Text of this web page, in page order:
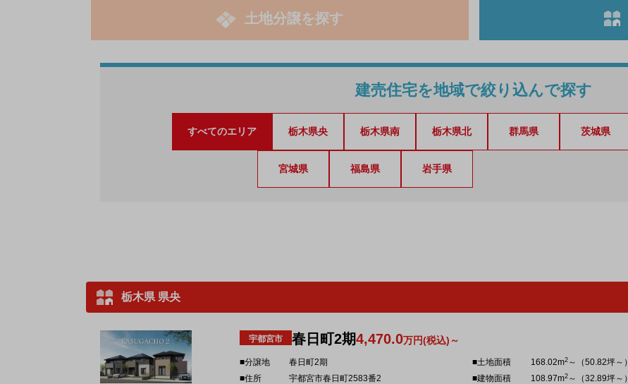
土地分譲を探す
建売住宅を地域で絞り込んで探す
すべてのエリア 栃木県央 栃木県南 栃木県北 群馬県 茨城県
宮城県 福島県 岩手県
栃木県 県央
宇都宮市 春日町2期4,470.0万円(税込)～
■分譲地
春日町2期
■住所
宇都宮市春日町2583番2
■土地面積 168.02m2 ～（50.82坪～）
■建物面積
108.97m2 ～（32.89坪～）